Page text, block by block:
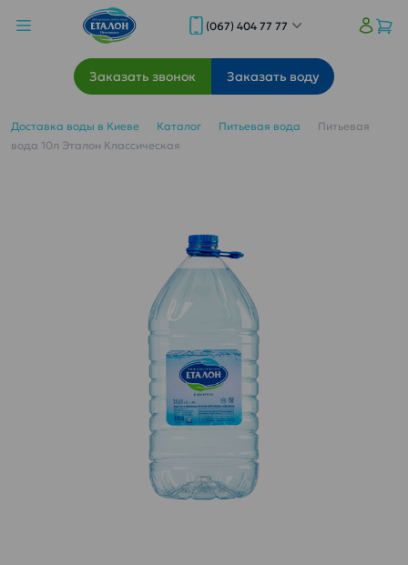
(067) 404 77 77
Заказать звонок Заказать воду
Доставка воды в Киеве Каталог Питьевая вода
Питьевая
вода 10л Эталон Классическая